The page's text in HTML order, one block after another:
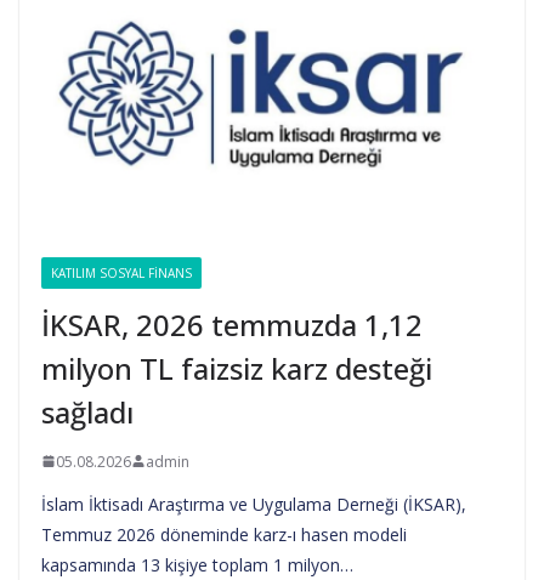
KATILIM SOSYAL FINANS
İKSAR, 2026 temmuzda 1,12
milyon TL faizsiz karz desteği
sağladı
05.08.2026 admin
İslam İktisadı Araştırma ve Uygulama Derneği (İKSAR),
Temmuz 2026 döneminde karz-ı hasen modeli
kapsamında 13 kişiye toplam 1 milyon…